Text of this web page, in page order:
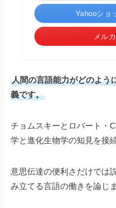
Yahooショ
メル
人間の言語能力がどのよう
義です。
チョムスキーとロバート・
学と進化生物学の知見を接
意思伝達の便利さだけでは
み立てる言語の働きを論じま